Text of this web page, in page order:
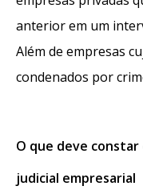
anterior em um
Além de empresas
condenados por
O que deve
judicial empresarial